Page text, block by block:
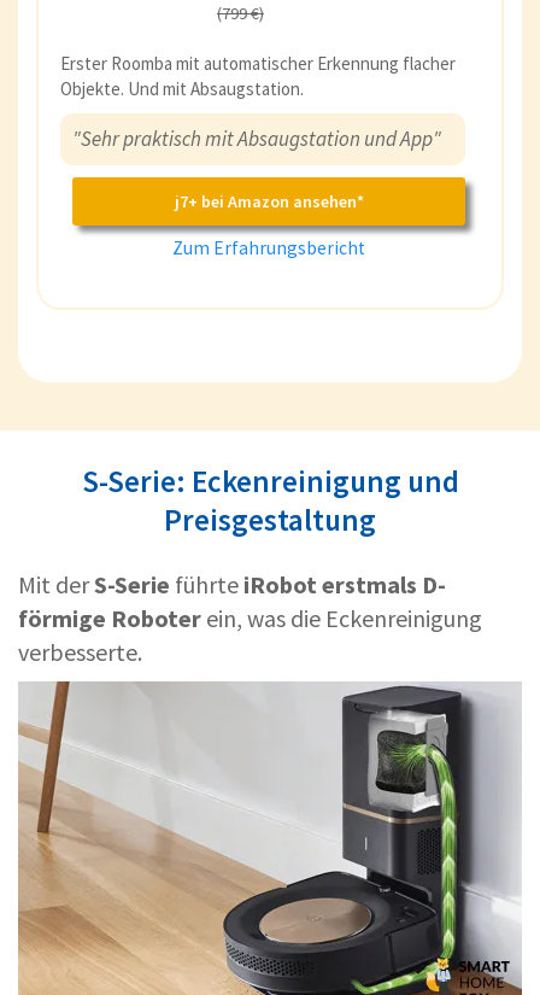
(799 €)
Erster Roomba mit automatischer Erkennung flacher
Objekte. Und mit Absaugstation.
"Sehr praktisch mit Absaugstation und App"
j7+ bei Amazon ansehen*
Zum Erfahrungsbericht
S-Serie: Eckenreinigung und
Preisgestaltung
Mit derS-Serie führte iRobot erstmals D-
förmige Roboter ein, was die Eckenreinigung
verbesserte.